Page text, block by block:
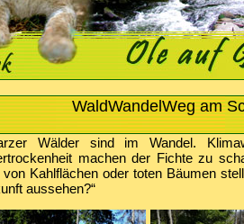
WaldWandelWeg am
Wälder sind im Wandel.
machen der Fichte zu
Kahlflächen oder toten Bäumen
aussehen?“